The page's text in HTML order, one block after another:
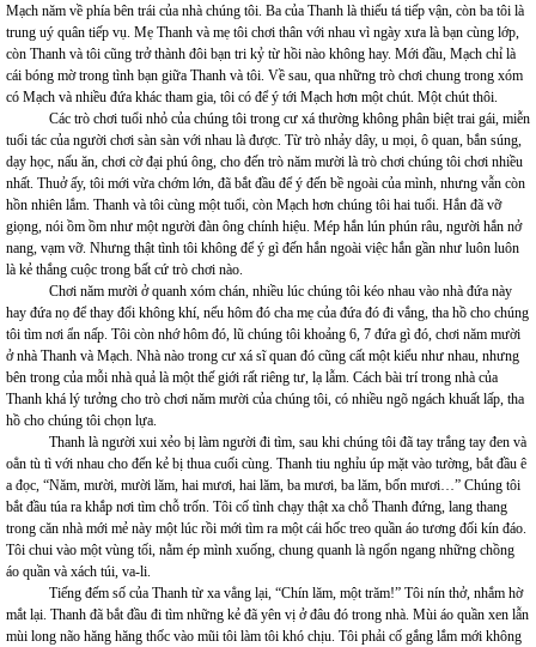
Mạch năm về phía bên trái của nhà chúng tôi. Ba của Thanh là thiếu tá tiếp vận, còn ba tôi là
trung uý quân tiếp vụ. Mẹ Thanh và mẹ tôi chơi thân với nhau vì ngày xưa là bạn cùng lớp,
còn Thanh và tôi cũng trở thành đôi bạn tri kỷ từ hồi nào không hay. Mới đầu, Mạch chỉ là
cái bóng mờ trong tình bạn giữa Thanh và tôi. Về sau, qua những trò chơi chung trong xóm
có Mạch và nhiều đứa khác tham gia, tôi có để ý tới Mạch hơn một chút. Một chút thôi.
Các trò chơi tuổi nhỏ của chúng tôi trong cư xá thường không phân biệt trai gái, miễn
tuổi tác của người chơi sàn sàn với nhau là được. Từ trò nhảy dây, u mọi, ô quan, bắn súng,
dạy học, nấu ăn, chơi cờ đại phú ông, cho đến trò năm mười là trò chơi chúng tôi chơi nhiều
nhất. Thuở ấy, tôi mới vừa chớm lớn, đã bắt đầu để ý đến bề ngoài của mình, nhưng vẫn còn
hồn nhiên lắm. Thanh và tôi cùng một tuổi, còn Mạch hơn chúng tôi hai tuổi. Hắn đã vỡ
giọng, nói ồm ồm như một người đàn ông chính hiệu. Mép hắn lún phún râu, người hắn nở
nang, vạm vỡ. Nhưng thật tình tôi không để ý gì đến hắn ngoài việc hắn gần như luôn luôn
là kẻ thắng cuộc trong bất cứ trò chơi nào.
Chơi năm mười ở quanh xóm chán, nhiều lúc chúng tôi kéo nhau vào nhà đứa này
hay đứa nọ để thay đổi không khí, nếu hôm đó cha mẹ của đứa đó đi vắng, tha hồ cho chúng
tôi tìm nơi ẩn nấp. Tôi còn nhớ hôm đó, lũ chúng tôi khoảng 6, 7 đứa gì đó, chơi năm mười
ở nhà Thanh và Mạch. Nhà nào trong cư xá sĩ quan đó cũng cất một kiểu như nhau, nhưng
bên trong của mỗi nhà quả là một thế giới rất riêng tư, lạ lẫm. Cách bài trí trong nhà của
Thanh khá lý tưởng cho trò chơi năm mười của chúng tôi, có nhiều ngõ ngách khuất lấp, tha
hồ cho chúng tôi chọn lựa.
Thanh là người xui xẻo bị làm người đi tìm, sau khi chúng tôi đã tay trắng tay đen và
oẳn tù tì với nhau cho đến kẻ bị thua cuối cùng. Thanh tiu nghỉu úp mặt vào tường, bắt đầu ê
a đọc, “Năm, mười, mười lăm, hai mươi, hai lăm, ba mươi, ba lăm, bốn mươi…” Chúng tôi
bắt đầu túa ra khắp nơi tìm chỗ trốn. Tôi cố tình chạy thật xa chỗ Thanh đứng, lang thang
trong căn nhà mới mẻ này một lúc rồi mới tìm ra một cái hốc treo quần áo tương đối kín đáo.
Tôi chui vào một vùng tối, nằm ép mình xuống, chung quanh là ngổn ngang những chồng
áo quần và xách túi, va-li.
Tiếng đếm số của Thanh từ xa vẳng lại, “Chín lăm, một trăm!” Tôi nín thở, nhắm hờ
mắt lại. Thanh đã bắt đầu đi tìm những kẻ đã yên vị ở đâu đó trong nhà. Mùi áo quần xen lẫn
mùi long não hăng hăng thốc vào mũi tôi làm tôi khó chịu. Tôi phải cố gắng lắm mới không